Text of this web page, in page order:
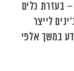
– בעזרת כלים
לייצר
במשך אלפי